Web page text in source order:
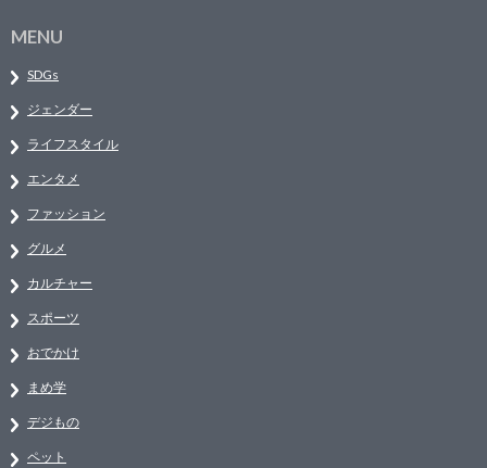
MENU
SDGs
ジェンダー
ライフスタイル
エンタメ
ファッション
グルメ
カルチャー
スポーツ
おでかけ
まめ学
デジもの
ペット